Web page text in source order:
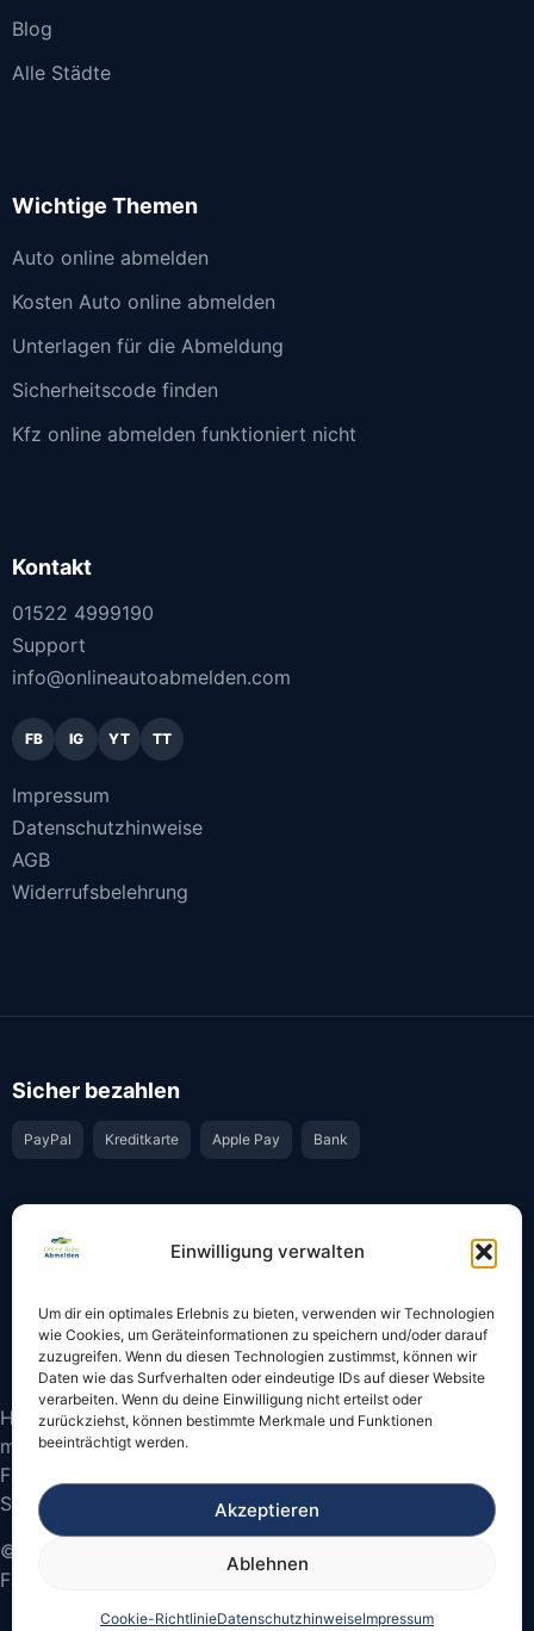
Einwilligung verwalten
Um dir ein optimales Erlebnis zu bieten, verwenden wir Technologien
wie Cookies, um Geräteinformationen zu speichern und/oder darauf
zuzugreifen. Wenn du diesen Technologien zustimmst, können wir
Daten wie das Surfverhalten oder eindeutige IDs auf dieser Website
verarbeiten. Wenn du deine Einwilligung nicht erteilst oder
zurückziehst, können bestimmte Merkmale und Funktionen
beeinträchtigt werden.
Akzeptieren
Ablehnen
Cookie-RichtlinieDatenschutzhinweiseImpressum
Blog
Alle Städte
Wichtige Themen
Auto online abmelden
Kosten Auto online abmelden
Unterlagen für die Abmeldung
Sicherheitscode finden
Kfz online abmelden funktioniert nicht
Kontakt
01522 4999190
Support
info@onlineautoabmelden.com
FB IG YT TT
Impressum
Datenschutzhinweise
AGB
Widerrufsbelehrung
Sicher bezahlen
PayPal Kreditkarte Apple Pay Bank
Bestätigung per E-Mail Support per WhatsApp
Hinweis: Die Online-Abmeldung ist nicht in allen Fällen
möglich. Bitte prüfen Sie vor dem Start, ob
Fahrzeugschein und Kennzeichen onlinefähige
Sicherheitscodes besitzen.
© 2026 Online Auto Abmelden – Bundesweite
Fahrzeugabmeldung